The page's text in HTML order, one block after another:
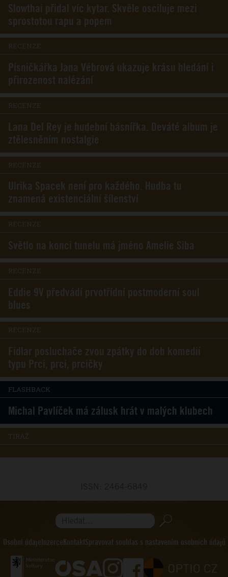
Slowthai přidal víc kytar. Skvěle osciluje mezi
sprostotou rapu a popem
RECENZE
Písničkářka Jana Vébrová ukazuje krásu hledání i
přirozenost nalézání
RECENZE
Lana Del Rey je hudební básnířka. Deváté album je
ztělesněním nostalgie
RECENZE
Ulrika Spacek není pro každého. Hudba tu
znamená existenciální šílenství
RECENZE
Světlo na konci tunelu má jméno Amelie Siba
RECENZE
Eddie 9V předvádí prvotřídní postmoderní soul
blues
RECENZE
Fidlar posluchače zvou zpátky do dob komedií
typu Prci, prci, prcičky
FLASHBACK
Michal Pavlíček má zálusk hrát v malých klubech
TIRÁŽ
Hledat...
Osobní údajeInzerceKontaktSpravovat souhlas s nastavením osobních údajů